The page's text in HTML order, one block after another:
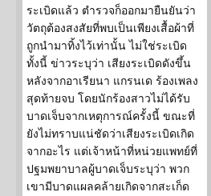
ระเบิดแล้ว ตำรวจก็ออกมายืนยันว่า
วัตถุต้องสงสัยที่พบเป็นเพียงเสื้อผ้าที่
ถูกนำมาทิ้งไว้เท่านั้น ไม่ใช่ระเบิด
ทั้งนี้ ข่าวระบุว่า เสียงระเบิดดังขึ้น
หลังจากอาเรียนา แกรนเด ร้องเพลง
สุดท้ายจบ โดยนักร้องสาวไม่ได้รับ
บาดเจ็บจากเหตุการณ์ครั้งนี้ ขณะที่
ยังไม่ทราบแน่ชัดว่าเสียงระเบิดเกิด
จากอะไร แต่เจ้าหน้าที่หน่วยแพทย์ที่
ปฐมพยาบาลผู้บาดเจ็บระบุว่า พวก
เขามีบาดแผลคล้ายเกิดจากสะเก็ด